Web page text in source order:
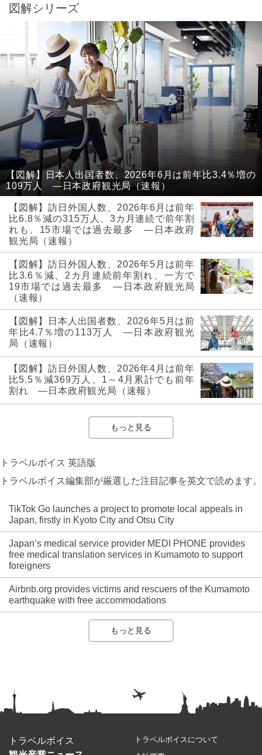
図解シリーズ
【図解】日本人出国者数、2026年6月は前年比3.4％増の
109万人 ―日本政府観光局（速報）
【図解】訪日外国人数、2026年6月は前年
比6.8％減の315万人、3カ月連続で前年割
れも、15市場では過去最多 ―日本政府
観光局（速報）
【図解】訪日外国人数、2026年5月は前年
比3.6％減、2カ月連続前年割れ、一方で
19市場では過去最多 ―日本政府観光局
（速報）
【図解】日本人出国者数、2026年5月は前
年比4.7％増の113万人 ―日本政府観光
局（速報）
【図解】訪日外国人数、2026年4月は前年
比5.5％減369万人、1～4月累計でも前年
割れ ―日本政府観光局（速報）
もっと見る
トラベルボイス 英語版
トラベルボイス編集部が厳選した注目記事を英文で読めます。
TikTok Go launches a project to promote local appeals in
Japan, firstly in Kyoto City and Otsu City
Japan’s medical service provider MEDI PHONE provides
free medical translation services in Kumamoto to support
foreigners
Airbnb.org provides victims and rescuers of the Kumamoto
earthquake with free accommodations
もっと見る
トラベルボイス
トラベルボイスについて